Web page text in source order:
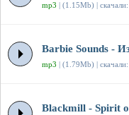
mp3 | (1.15Mb) |
Barbie Sounds -
mp3 | (1.79Mb) |
Blackmill - Spirit